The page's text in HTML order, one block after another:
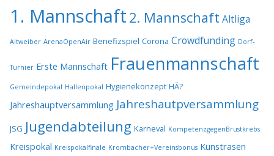
1. Mannschaft 2. Mannschaft Altliga
Altweiber ArenaOpenAir Benefizspiel Corona Crowdfunding Dorf-
Turnier Erste Mannschaft Frauenmannschaft
Gemeindepokal Hallenpokal Hygienekonzept HÄ?
Jahreshauptversammlung Jahreshautpversammlung
JSG Jugendabteilung Karneval KompetenzgegenBrustkrebs
Kreispokal Kreispokalfinale Krombacher+Vereinsbonus Kunstrasen